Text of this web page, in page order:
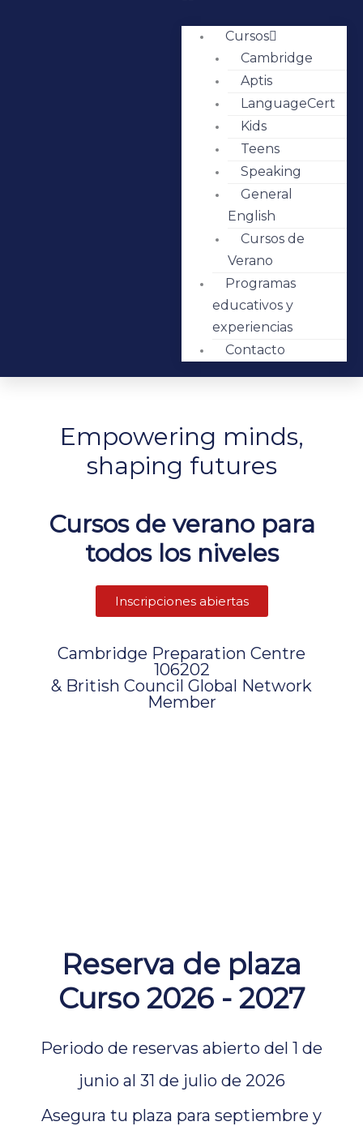
Cursos
Cambridge
Aptis
LanguageCert
Kids
Teens
Speaking
General
English
Cursos de
Verano
Programas
educativos y
experiencias
Contacto
Empowering minds,
shaping futures
Cursos de verano para
todos los niveles
Inscripciones abiertas
Cambridge Preparation Centre
106202
& British Council Global Network
Member
Reserva de plaza
Curso 2026 - 2027
Periodo de reservas abierto del 1 de
junio al 31 de julio de 2026
Asegura tu plaza para septiembre y